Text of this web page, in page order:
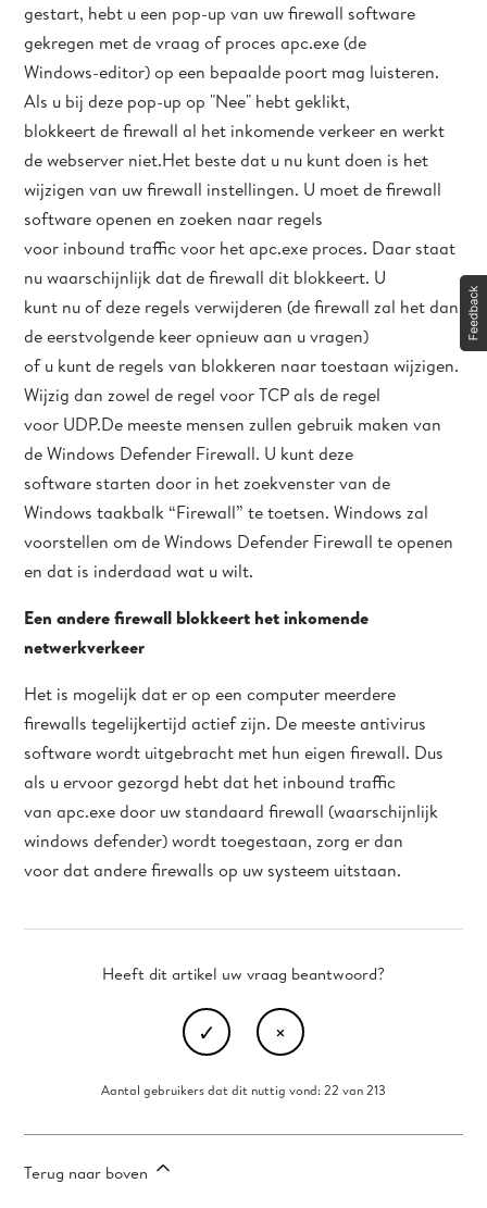
gestart, hebt u een pop-up van uw firewall software
gekregen met de vraag of proces apc.exe (de
Windows-editor) op een bepaalde poort mag luisteren.
Als u bij deze pop-up op "Nee" hebt geklikt,
blokkeert de firewall al het inkomende verkeer en werkt
de webserver niet.Het beste dat u nu kunt doen is het
wijzigen van uw firewall instellingen. U moet de firewall
software openen en zoeken naar regels
voor inbound traffic voor het apc.exe proces. Daar staat
nu waarschijnlijk dat de firewall dit blokkeert. U
kunt nu of deze regels verwijderen (de firewall zal het dan
de eerstvolgende keer opnieuw aan u vragen)
of u kunt de regels van blokkeren naar toestaan wijzigen.
Wijzig dan zowel de regel voor TCP als de regel
voor UDP.De meeste mensen zullen gebruik maken van
de Windows Defender Firewall. U kunt deze
software starten door in het zoekvenster van de
Windows taakbalk “Firewall” te toetsen. Windows zal
voorstellen om de Windows Defender Firewall te openen
en dat is inderdaad wat u wilt.
Een andere firewall blokkeert het inkomende
netwerkverkeer
Het is mogelijk dat er op een computer meerdere
firewalls tegelijkertijd actief zijn. De meeste antivirus
software wordt uitgebracht met hun eigen firewall. Dus
als u ervoor gezorgd hebt dat het inbound traffic
van apc.exe door uw standaard firewall (waarschijnlijk
windows defender) wordt toegestaan, zorg er dan
voor dat andere firewalls op uw systeem uitstaan.
Heeft dit artikel uw vraag beantwoord?
Aantal gebruikers dat dit nuttig vond: 22 van 213
Terug naar boven